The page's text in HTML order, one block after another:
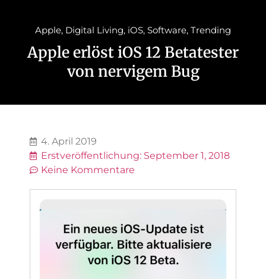
Apple, Digital Living, iOS, Software, Trending
Apple erlöst iOS 12 Betatester
von nervigem Bug
4. April 2019
Erstveröffentlichung: September 1, 2018
Keine Kommentare